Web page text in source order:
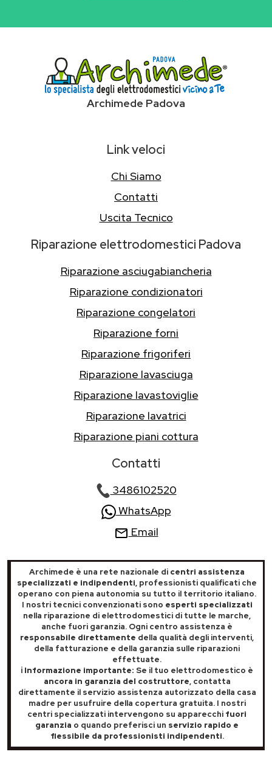
Archimede Padova
Link veloci
Chi Siamo
Contatti
Uscita Tecnico
Riparazione elettrodomestici Padova
Riparazione asciugabiancheria
Riparazione condizionatori
Riparazione congelatori
Riparazione forni
Riparazione frigoriferi
Riparazione lavasciuga
Riparazione lavastoviglie
Riparazione lavatrici
Riparazione piani cottura
Contatti
3486102520
WhatsApp
Email
Archimede è una rete nazionale di centri assistenza
specializzati e indipendenti, professionisti qualificati che
operano con piena autonomia su tutto il territorio italiano.
I nostri tecnici convenzionati sono esperti specializzati
nella riparazione di elettrodomestici di tutte le marche,
anche fuori garanzia. Ogni centro assistenza è
responsabile direttamente della qualità degli interventi,
della fatturazione e della garanzia sulle riparazioni
effettuate.
ℹ️ Informazione importante: Se il tuo elettrodomestico è
ancora in garanzia del costruttore, contatta
direttamente il servizio assistenza autorizzato della casa
madre per usufruire della copertura gratuita. I nostri
centri specializzati intervengono su apparecchi fuori
garanzia o quando preferisci un servizio rapido e
flessibile da professionisti indipendenti.